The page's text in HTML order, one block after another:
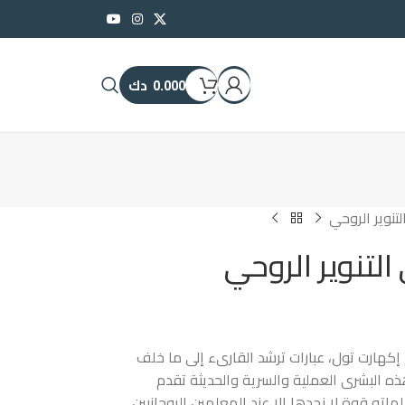
0.000 دك
الروحي
الروحي
تول، عبارات ترشد القارىء إلى ما خلف
البشرى العملية والسرية والحديثة تقدم